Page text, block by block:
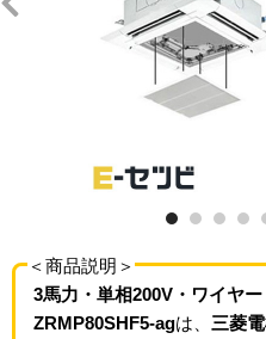
＜商品説明＞
3馬力・単相200V・ワイヤー
ZRMP80SHF5-agは、 三菱